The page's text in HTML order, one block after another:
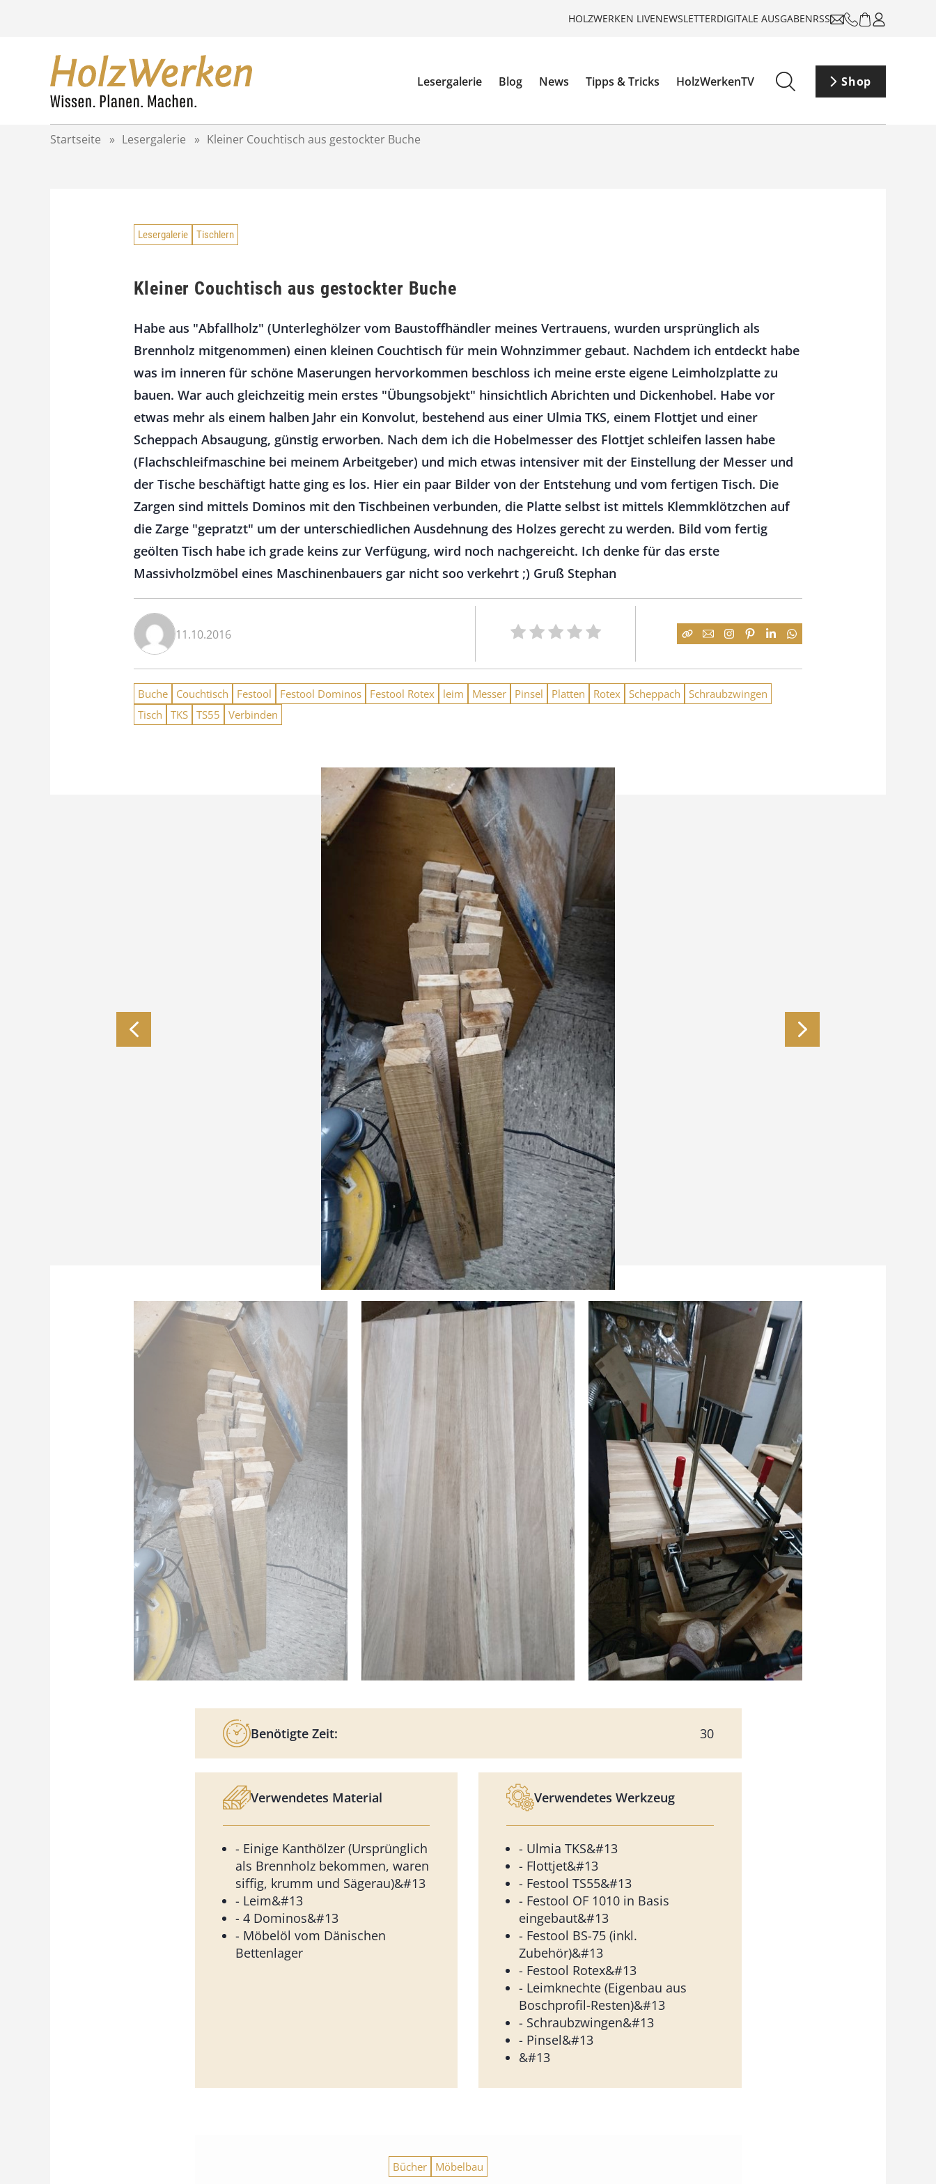
HOLZWERKEN LIVENEWSLETTERDIGITALE AUSGABENRSS
Lesergalerie Blog News Tipps & Tricks HolzWerkenTV Shop
Startseite » Lesergalerie » Kleiner Couchtisch aus gestockter Buche
Lesergalerie Tischlern
Kleiner Couchtisch aus gestockter Buche
Habe aus "Abfallholz" (Unterleghölzer vom Baustoffhändler meines Vertrauens, wurden ursprünglich als
Brennholz mitgenommen) einen kleinen Couchtisch für mein Wohnzimmer gebaut. Nachdem ich entdeckt habe
was im inneren für schöne Maserungen hervorkommen beschloss ich meine erste eigene Leimholzplatte zu
bauen. War auch gleichzeitig mein erstes "Übungsobjekt" hinsichtlich Abrichten und Dickenhobel. Habe vor
etwas mehr als einem halben Jahr ein Konvolut, bestehend aus einer Ulmia TKS, einem Flottjet und einer
Scheppach Absaugung, günstig erworben. Nach dem ich die Hobelmesser des Flottjet schleifen lassen habe
(Flachschleifmaschine bei meinem Arbeitgeber) und mich etwas intensiver mit der Einstellung der Messer und
der Tische beschäftigt hatte ging es los. Hier ein paar Bilder von der Entstehung und vom fertigen Tisch. Die
Zargen sind mittels Dominos mit den Tischbeinen verbunden, die Platte selbst ist mittels Klemmklötzchen auf
die Zarge "gepratzt" um der unterschiedlichen Ausdehnung des Holzes gerecht zu werden. Bild vom fertig
geölten Tisch habe ich grade keins zur Verfügung, wird noch nachgereicht. Ich denke für das erste
Massivholzmöbel eines Maschinenbauers gar nicht soo verkehrt ;) Gruß Stephan
11.10.2016
Buche Couchtisch Festool Festool Dominos Festool Rotex leim Messer Pinsel Platten Rotex Scheppach
Schraubzwingen
Tisch
TKS TS55 Verbinden
Benötigte Zeit: 30
Verwendetes Material
- Einige Kanthölzer (Ursprünglich
als Brennholz bekommen, waren
siffig, krumm und Sägerau)&#13
- Leim&#13
- 4 Dominos&#13
- Möbelöl vom Dänischen
Bettenlager
Verwendetes Werkzeug
- Ulmia TKS&#13
- Flottjet&#13
- Festool TS55&#13
- Festool OF 1010 in Basis
eingebaut&#13
- Festool BS-75 (inkl.
Zubehör)&#13
- Festool Rotex&#13
- Leimknechte (Eigenbau aus
Boschprofil-Resten)&#13
- Schraubzwingen&#13
- Pinsel&#13
&#13
Bücher Möbelbau